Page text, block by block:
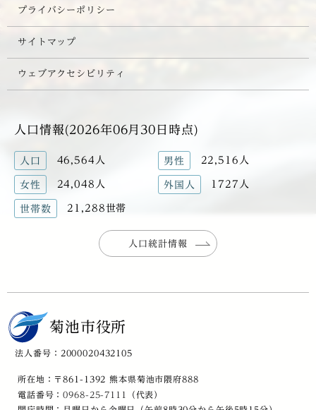
プライバシーポリシー
サイトマップ
ウェブアクセシビリティ
人口情報(2026年06月30日時点)
人口 46,564人 男性 22,516人
女性 24,048人 外国人 1727人
世帯数 21,288世帯
人口統計情報
菊池市役所
法人番号：2000020432105
所在地：〒861-1392 熊本県菊池市隈府888
電話番号：0968-25-7111
（代表）